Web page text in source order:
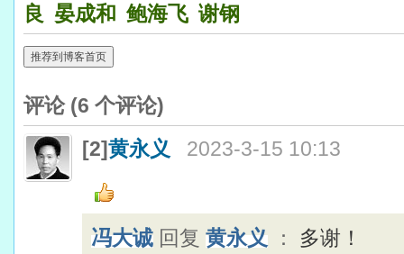
良 晏成和 鲍海飞 谢钢
推荐到博客首页
评论 (6 个评论)
[2]黄永义 2023-3-15 10:13
冯大诚 回复 黄永义 ： 多谢！